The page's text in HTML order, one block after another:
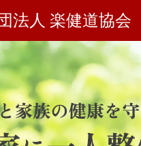
法人 楽健道協会